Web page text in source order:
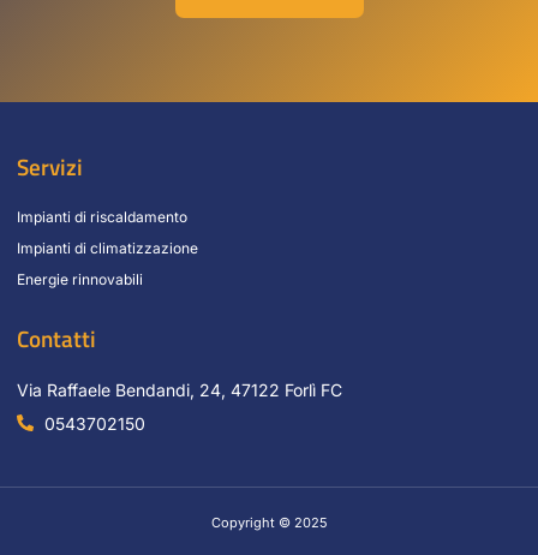
Servizi
Impianti di riscaldamento
Impianti di climatizzazione
Energie rinnovabili
Contatti
Via Raffaele Bendandi, 24, 47122 Forlì FC
0543702150
Copyright © 2025